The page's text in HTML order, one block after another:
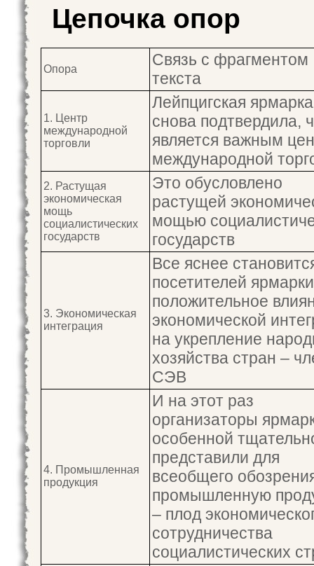
Цепочка опор
Опора
Связь с фрагментом
текста
1. Центр
международной
торговли
Лейпцигская ярмарка
снова подтвердила,
является важным
международной
2. Растущая
экономическая
мощь
социалистических
государств
Это обусловлено
растущей
мощью
государств
3. Экономическая
интеграция
Все яснее
посетителей ярмарки
положительное
экономической
на укрепление
хозяйства стран –
СЭВ
4. Промышленная
продукция
И на этот раз
организаторы
особенной
представили для
всеобщего
промышленную
– плод
сотрудничества
социалистических